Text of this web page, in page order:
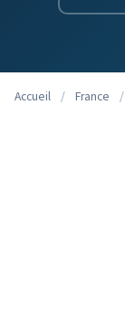
Accueil / France /